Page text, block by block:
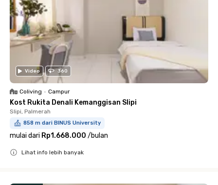
Video 360
Coliving • Campur
Kost Rukita Denali Kemanggisan Slipi
Slipi, Palmerah
858 m dari BINUS University
mulai dari Rp1.668.000 /bulan
Lihat info lebih banyak